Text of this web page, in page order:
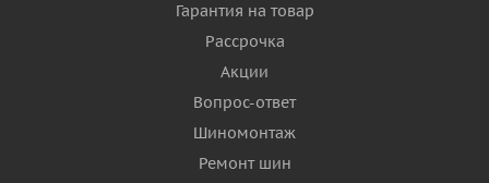
Гарантия на товар
Рассрочка
Акции
Вопрос-ответ
Шиномонтаж
Ремонт шин